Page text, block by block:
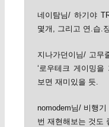
네이탐님/ 하기야
몇개, 그리고 연.습.
지나가던이님/ 고무
‘로우테크 게이밍을
보면 재미있을 듯.
nomodem님/ 비행
번 재현해보는 것도